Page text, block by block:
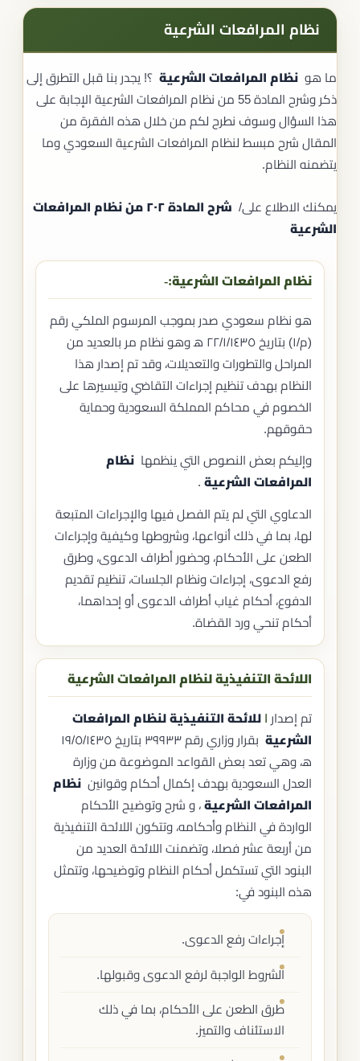
نظام المرافعات الشرعية
ما هو نظام المرافعات الشرعية ؟! يجدر بنا قبل التطرق إلى
ذكر وشرح المادة 55 من نظام المرافعات الشرعية الإجابة على
هذا السؤال وسوف نطرح لكم من خلال هذه الفقرة من
المقال شرح مبسط لنظام المرافعات الشرعية السعودي وما
يتضمنه النظام.
يمكنك الاطلاع على/
شرح المادة ٢٠٢ من نظام المرافعات
الشرعية
نظام المرافعات الشرعية:-
هو نظام سعودي صدر بموجب المرسوم الملكي رقم
(م/١) بتاريخ ٢٢/١/١٤٣٥ ه‍ وهو نظام مر بالعديد من
المراحل والتطورات والتعديلات، وقد تم إصدار هذا
النظام بهدف تنظيم إجراءات التقاضي وتيسيرها على
الخصوم في محاكم المملكة السعودية وحماية
حقوقهم.
وإليكم بعض النصوص التي ينظمها نظام
المرافعات الشرعية .
الدعاوي التي لم يتم الفصل فيها والإجراءات المتبعة
لها، بما في ذلك أنواعها، وشروطها وكيفية وإجراءات
الطعن على الأحكام، وحضور أطراف الدعوى، وطرق
رفع الدعوى، إجراءات ونظام الجلسات، تنظيم تقديم
الدفوع، أحكام غياب أطراف الدعوى أو إحداهما،
أحكام تنحي ورد القضاة.
اللائحة التنفيذية لنظام المرافعات الشرعية
تم إصدار ا للائحة التنفيذية لنظام المرافعات
الشرعية
بقرار وزاري رقم ٣٩٩٣٣ بتاريخ ١٩/٥/١٤٣٥
ه‍، وهي تعد بعض القواعد الموضوعة من وزارة
العدل السعودية بهدف إكمال أحكام وقوانين نظام
المرافعات الشرعية ، و شرح وتوضيح الأحكام
الواردة في النظام وأحكامه، وتتكون اللائحة التنفيذية
من أربعة عشر فصلا، وتضمنت اللائحة العديد من
البنود التي تستكمل أحكام النظام وتوضيحها، وتتمثل
هذه البنود في:
إجراءات رفع الدعوى.
الشروط الواجبة لرفع الدعوى وقبولها.
طرق الطعن على الأحكام، بما في ذلك
الاستئناف والتميز.